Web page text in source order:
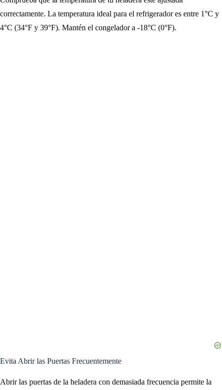
correctamente. La temperatura ideal para el refrigerador es entre 1°C y
4°C (34°F y 39°F). Mantén el congelador a -18°C (0°F).
Evita Abrir las Puertas Frecuentemente
Abrir las puertas de la heladera con demasiada frecuencia permite la